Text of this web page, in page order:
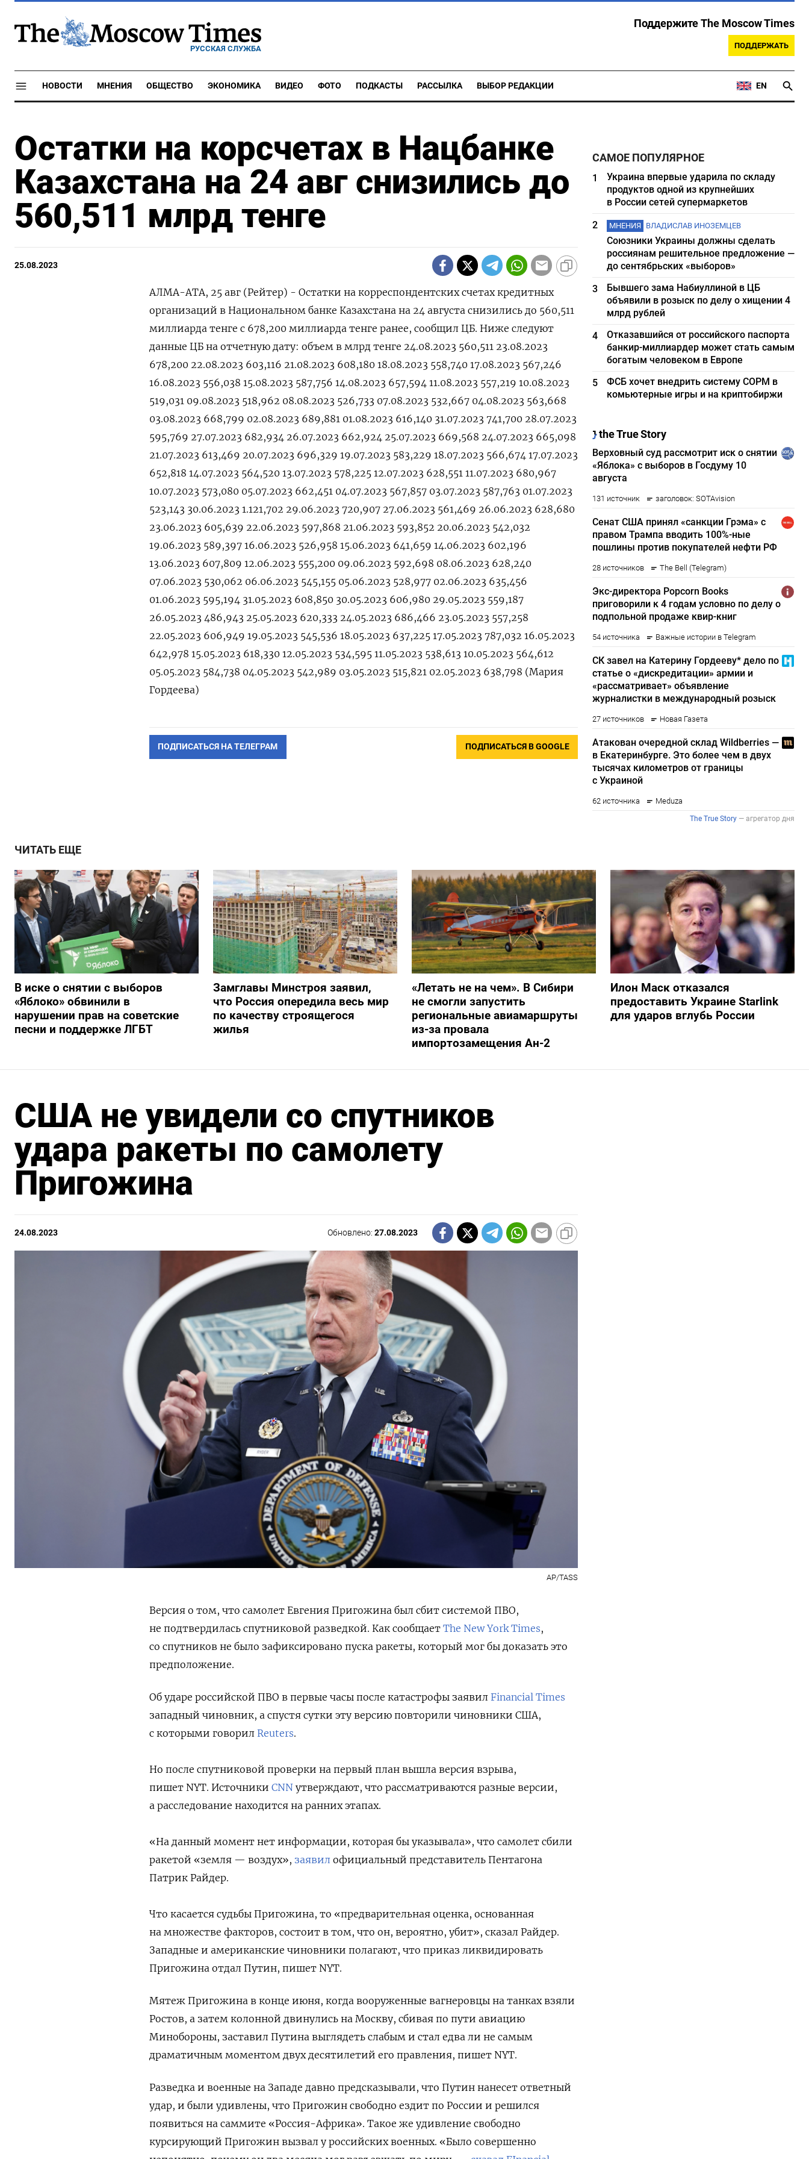
РУССКАЯ СЛУЖБА
Поддержите The Moscow Times
ПОДДЕРЖАТЬ
НОВОСТИ МНЕНИЯ ОБЩЕСТВО ЭКОНОМИКА ВИДЕО ФОТО ПОДКАСТЫ РАССЫЛКА ВЫБОР РЕДАКЦИИ EN
Остатки на корсчетах в Нацбанке
Казахстана на 24 авг снизились до
560,511 млрд тенге
25.08.2023
АЛМА-АТА, 25 авг (Рейтер) - Остатки на корреспондентских счетах кредитных
организаций в Национальном банке Казахстана на 24 августа снизились до 560,511
миллиарда тенге с 678,200 миллиарда тенге ранее, сообщил ЦБ. Ниже следуют
данные ЦБ на отчетную дату: объем в млрд тенге 24.08.2023 560,511 23.08.2023
678,200 22.08.2023 603,116 21.08.2023 608,180 18.08.2023 558,740 17.08.2023 567,246
16.08.2023 556,038 15.08.2023 587,756 14.08.2023 657,594 11.08.2023 557,219 10.08.2023
519,031 09.08.2023 518,962 08.08.2023 526,733 07.08.2023 532,667 04.08.2023 563,668
03.08.2023 668,799 02.08.2023 689,881 01.08.2023 616,140 31.07.2023 741,700 28.07.2023
595,769 27.07.2023 682,934 26.07.2023 662,924 25.07.2023 669,568 24.07.2023 665,098
21.07.2023 613,469 20.07.2023 696,329 19.07.2023 583,229 18.07.2023 566,674 17.07.2023
652,818 14.07.2023 564,520 13.07.2023 578,225 12.07.2023 628,551 11.07.2023 680,967
10.07.2023 573,080 05.07.2023 662,451 04.07.2023 567,857 03.07.2023 587,763 01.07.2023
523,143 30.06.2023 1.121,702 29.06.2023 720,907 27.06.2023 561,469 26.06.2023 628,680
23.06.2023 605,639 22.06.2023 597,868 21.06.2023 593,852 20.06.2023 542,032
19.06.2023 589,397 16.06.2023 526,958 15.06.2023 641,659 14.06.2023 602,196
13.06.2023 607,809 12.06.2023 555,200 09.06.2023 592,698 08.06.2023 628,240
07.06.2023 530,062 06.06.2023 545,155 05.06.2023 528,977 02.06.2023 635,456
01.06.2023 595,194 31.05.2023 608,850 30.05.2023 606,980 29.05.2023 559,187
26.05.2023 486,943 25.05.2023 620,333 24.05.2023 686,466 23.05.2023 557,258
22.05.2023 606,949 19.05.2023 545,536 18.05.2023 637,225 17.05.2023 787,032 16.05.2023
642,978 15.05.2023 618,330 12.05.2023 534,595 11.05.2023 538,613 10.05.2023 564,612
05.05.2023 584,738 04.05.2023 542,989 03.05.2023 515,821 02.05.2023 638,798 (Мария
Гордеева)
ПОДПИСАТЬСЯ НА ТЕЛЕГРАМ ПОДПИСАТЬСЯ В GOOGLE
САМОЕ ПОПУЛЯРНОЕ
1
Украина впервые ударила по складу
продуктов одной из крупнейших
в России сетей супермаркетов
2
МНЕНИЯ ВЛАДИСЛАВ ИНОЗЕМЦЕВ
Союзники Украины должны сделать
россиянам решительное предложение —
до сентябрьских «выборов»
3
Бывшего зама Набиуллиной в ЦБ
объявили в розыск по делу о хищении 4
млрд рублей
4
Отказавшийся от российского паспорта
банкир-миллиардер может стать самым
богатым человеком в Европе
5
ФСБ хочет внедрить систему СОРМ в
комьютерные игры и на криптобиржи
ЧИТАТЬ ЕЩЕ
В иске о снятии с выборов
«Яблоко» обвинили в
нарушении прав на советские
песни и поддержке ЛГБТ
Замглавы Минстроя заявил,
что Россия опередила весь мир
по качеству строящегося
жилья
«Летать не на чем». В Сибири
не смогли запустить
региональные авиамаршруты
из-за провала
импортозамещения Ан-2
Илон Маск отказался
предоставить Украине Starlink
для ударов вглубь России
США не увидели со спутников
удара ракеты по самолету
Пригожина
24.08.2023 Обновлено:27.08.2023
AP/TASS
Версия о том, что самолет Евгения Пригожина был сбит системой ПВО,
не подтвердилась спутниковой разведкой. Как сообщает The New York Times,
со спутников не было зафиксировано пуска ракеты, который мог бы доказать это
предположение.
Об ударе российской ПВО в первые часы после катастрофы заявил Financial Times
западный чиновник, а спустя сутки эту версию повторили чиновники США,
с которыми говорил Reuters.
Но после спутниковой проверки на первый план вышла версия взрыва,
пишет NYT. Источники СNN утверждают, что рассматриваются разные версии,
а расследование находится на ранних этапах.
«На данный момент нет информации, которая бы указывала», что самолет сбили
ракетой «земля — воздух», заявил официальный представитель Пентагона
Патрик Райдер.
Что касается судьбы Пригожина, то «предварительная оценка, основанная
на множестве факторов, состоит в том, что он, вероятно, убит», сказал Райдер.
Западные и американские чиновники полагают, что приказ ликвидировать
Пригожина отдал Путин, пишет NYT.
Мятеж Пригожина в конце июня, когда вооруженные вагнеровцы на танках взяли
Ростов, а затем колонной двинулись на Москву, сбивая по пути авиацию
Минобороны, заставил Путина выглядеть слабым и стал едва ли не самым
драматичным моментом двух десятилетий его правления, пишет NYT.
Разведка и военные на Западе давно предсказывали, что Путин нанесет ответный
удар, и были удивлены, что Пригожин свободно ездит по России и решился
появиться на саммите «Россия-Африка». Такое же удивление свободно
курсирующий Пригожин вызвал у российских военных. «Было совершенно